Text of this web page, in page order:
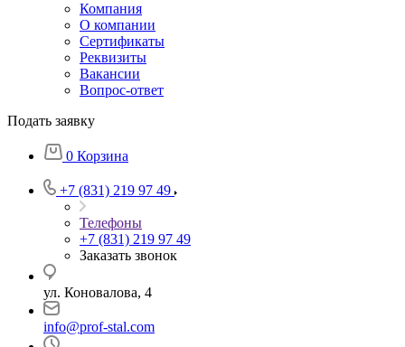
Компания
О компании
Сертификаты
Реквизиты
Вакансии
Вопрос-ответ
Подать заявку
0 Корзина
+7 (831) 219 97 49
Телефоны
+7 (831) 219 97 49
Заказать звонок
ул. Коновалова, 4
info@prof-stal.com